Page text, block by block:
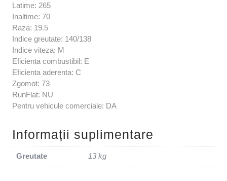
Latime: 265
Inaltime: 70
Raza: 19.5
Indice greutate: 140/138
Indice viteza: M
Eficienta combustibil: E
Eficienta aderenta: C
Zgomot: 73
RunFlat: NU
Pentru vehicule comerciale: DA
Informații suplimentare
Greutate 13 kg